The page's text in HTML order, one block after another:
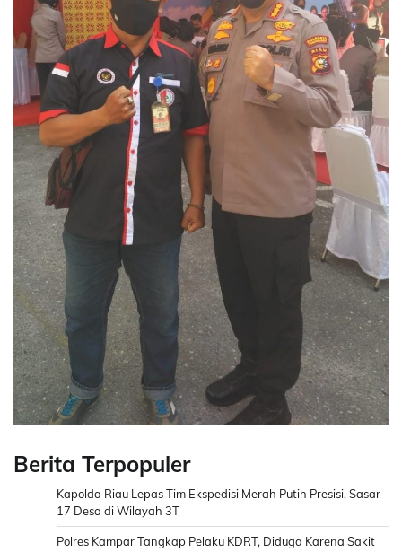
Berita Terpopuler
Kapolda Riau Lepas Tim Ekspedisi Merah Putih Presisi, Sasar
17 Desa di Wilayah 3T
Polres Kampar Tangkap Pelaku KDRT, Diduga Karena Sakit